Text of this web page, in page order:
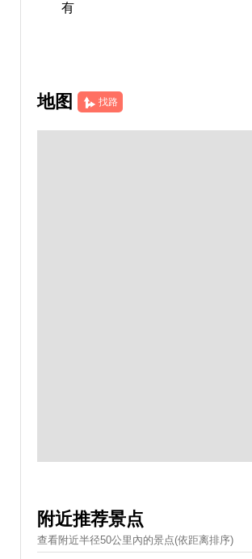
有
地图 找路
附近推荐景点
查看附近半径50公里內的景点(依距离排序)